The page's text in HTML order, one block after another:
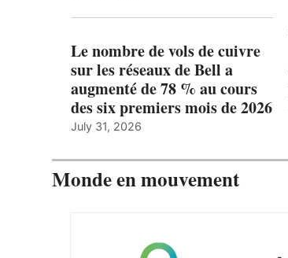
Le nombre de vols de cuivre
sur les réseaux de Bell a
augmenté de 78 % au cours
des six premiers mois de 2026
July 31, 2026
Monde en mouvement